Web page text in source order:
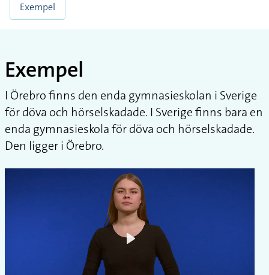
Exempel
Exempel
I Örebro finns den enda gymnasieskolan i Sverige
för döva och hörselskadade. I Sverige finns bara en
enda gymnasieskola för döva och hörselskadade.
Den ligger i Örebro.